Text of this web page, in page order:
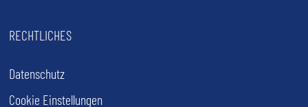
RECHTLICHES
Datenschutz
Cookie Einstellungen